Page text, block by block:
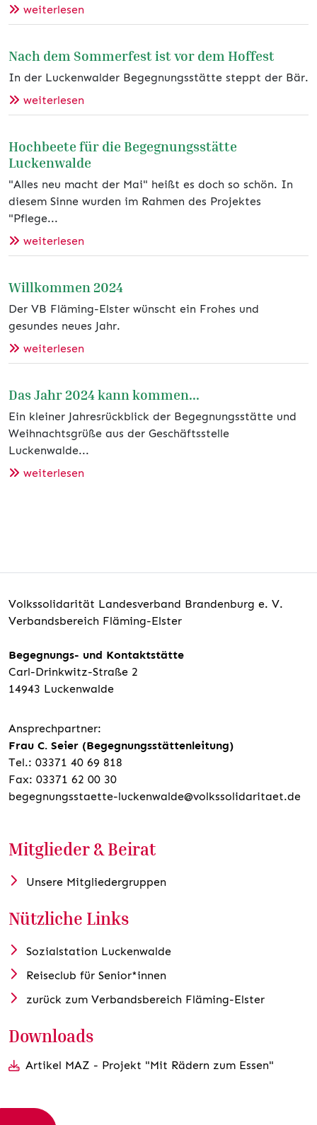
weiterlesen
Nach dem Sommerfest ist vor dem Hoffest
In der Luckenwalder Begegnungsstätte steppt der Bär.
weiterlesen
Hochbeete für die Begegnungsstätte
Luckenwalde
"Alles neu macht der Mai" heißt es doch so schön. In
diesem Sinne wurden im Rahmen des Projektes
"Pflege...
weiterlesen
Willkommen 2024
Der VB Fläming-Elster wünscht ein Frohes und
gesundes neues Jahr.
weiterlesen
Das Jahr 2024 kann kommen...
Ein kleiner Jahresrückblick der Begegnungsstätte und
Weihnachtsgrüße aus der Geschäftsstelle
Luckenwalde...
weiterlesen
Volkssolidarität Landesverband Brandenburg e. V.
Verbandsbereich Fläming-Elster
Begegnungs- und Kontaktstätte
Carl-Drinkwitz-Straße 2
14943 Luckenwalde
Ansprechpartner:
Frau C. Seier (Begegnungsstättenleitung)
Tel.: 03371 40 69 818
Fax: 03371 62 00 30
begegnungsstaette-luckenwalde@volkssolidaritaet.de
Mitglieder & Beirat
Unsere Mitgliedergruppen
Nützliche Links
Sozialstation Luckenwalde
Reiseclub für Senior*innen
zurück zum Verbandsbereich Fläming-Elster
Downloads
Artikel MAZ - Projekt "Mit Rädern zum Essen"